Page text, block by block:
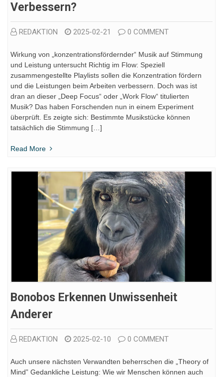
Verbessern?
REDAKTION 2025-02-21 0 COMMENT
Wirkung von „konzentrationsfördernder“ Musik auf Stimmung
und Leistung untersucht Richtig im Flow: Speziell
zusammengestellte Playlists sollen die Konzentration fördern
und die Leistungen beim Arbeiten verbessern. Doch was ist
dran an dieser „Deep Focus“ oder „Work Flow“ titulierten
Musik? Das haben Forschenden nun in einem Experiment
überprüft. Es zeigte sich: Bestimmte Musikstücke können
tatsächlich die Stimmung […]
Read More
Bonobos Erkennen Unwissenheit
Anderer
REDAKTION 2025-02-10 0 COMMENT
Auch unsere nächsten Verwandten beherrschen die „Theory of
Mind” Gedankliche Leistung: Wie wir Menschen können auch